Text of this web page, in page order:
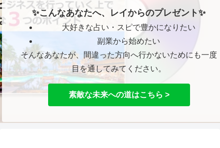
✨こんなあなたへ、レイからのプレゼント✨
大好きな占い・スピで豊かになりたい
副業から始めたい
そんなあなたが、間違った方向へ行かないためにも一度
目を通してみてください。
素敵な未来への道はこちら >